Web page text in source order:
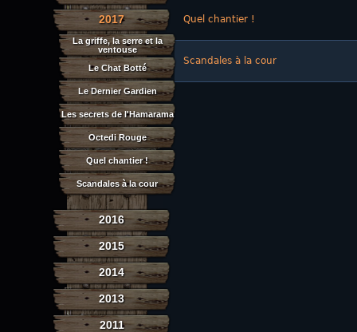
Quel chantier !
Scandales à la cour
2017
La griffe, la serre et la
ventouse
Le Chat Botté
Le Dernier Gardien
Les secrets de l'Hamarama
Octedi Rouge
Quel chantier !
Scandales à la cour
2016
2015
2014
2013
2011